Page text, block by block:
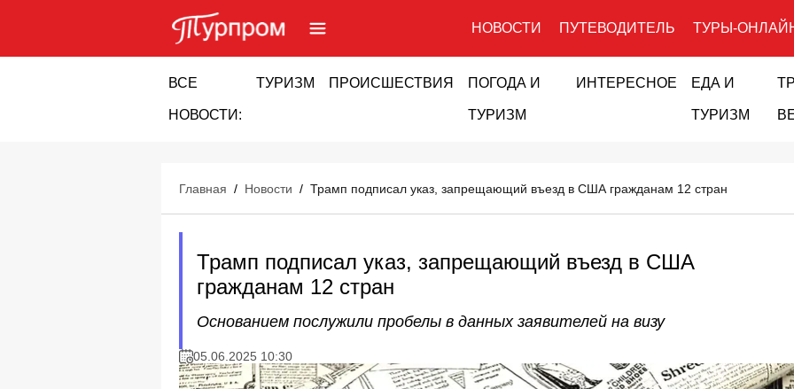
НОВОСТИ ПУТЕВОДИТЕЛЬ ТУРЫ-
ВСЕ
НОВОСТИ:
ТУРИЗМ ПРОИСШЕСТВИЯ ПОГОДА И
ТУРИЗМ
ИНТЕРЕСНОЕ ЕДА И
ТУРИЗМ
Главная / Новости / Трамп подписал указ, запрещающий въезд в США гражданам 12 стран
Трамп подписал указ, запрещающий въезд в США
гражданам 12 стран
Основанием послужили пробелы в данных заявителей на визу
05.06.2025 10:30